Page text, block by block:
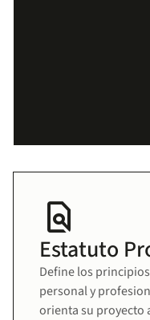
find_in_page
Estatuto
Define los
personal y
orienta su proyecto